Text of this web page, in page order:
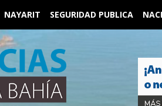
NAYARIT SEGURIDAD PUBLICA